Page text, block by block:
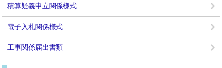
積算疑義申立関係様式
電子入札関係様式
工事関係届出書類